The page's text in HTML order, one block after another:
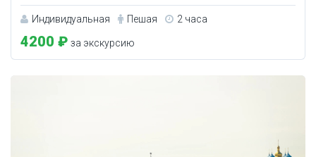
Индивидуальная Пешая 2 часа
4200 ₽ за экскурсию